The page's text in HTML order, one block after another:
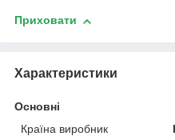
Приховати
Характеристики
Основні
Країна виробник